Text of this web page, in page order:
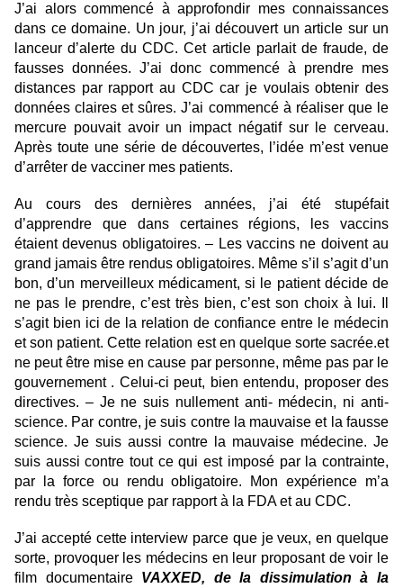
J’ai alors commencé à approfondir mes connaissances
dans ce domaine. Un jour, j’ai découvert un article sur un
lanceur d’alerte du CDC. Cet article parlait de fraude, de
fausses données. J’ai donc commencé à prendre mes
distances par rapport au CDC car je voulais obtenir des
données claires et sûres. J’ai commencé à réaliser que le
mercure pouvait avoir un impact négatif sur le cerveau.
Après toute une série de découvertes, l’idée m’est venue
d’arrêter de vacciner mes patients.
Au cours des dernières années, j’ai été stupéfait
d’apprendre que dans certaines régions, les vaccins
étaient devenus obligatoires. – Les vaccins ne doivent au
grand jamais être rendus obligatoires. Même s’il s’agit d’un
bon, d’un merveilleux médicament, si le patient décide de
ne pas le prendre, c’est très bien, c’est son choix à lui. Il
s’agit bien ici de la relation de confiance entre le médecin
et son patient. Cette relation est en quelque sorte sacrée.et
ne peut être mise en cause par personne, même pas par le
gouvernement . Celui-ci peut, bien entendu, proposer des
directives. – Je ne suis nullement anti- médecin, ni anti-
science. Par contre, je suis contre la mauvaise et la fausse
science. Je suis aussi contre la mauvaise médecine. Je
suis aussi contre tout ce qui est imposé par la contrainte,
par la force ou rendu obligatoire. Mon expérience m’a
rendu très sceptique par rapport à la FDA et au CDC.
J’ai accepté cette interview parce que je veux, en quelque
sorte, provoquer les médecins en leur proposant de voir le
film documentaire VAXXED, de la dissimulation à la